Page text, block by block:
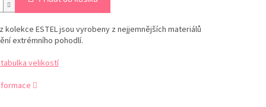
kolekce ESTEL jsou vyrobeny z nejjemnějších materiálů
extrémního pohodlí.
tabulka velikostí